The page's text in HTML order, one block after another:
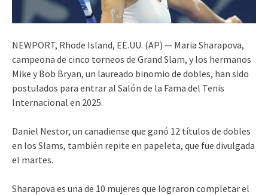
NEWPORT, Rhode Island, EE.UU. (AP) — Maria Sharapova,
campeona de cinco torneos de Grand Slam, y los hermanos
Mike y Bob Bryan, un laureado binomio de dobles, han sido
postulados para entrar al Salón de la Fama del Tenis
Internacional en 2025.
Daniel Nestor, un canadiense que ganó 12 títulos de dobles
en los Slams, también repite en papeleta, que fue divulgada
el martes.
Sharapova es una de 10 mujeres que lograron completar el